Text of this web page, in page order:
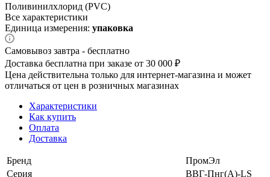
Поливинилхлорид (PVC)
Все характеристики
Единица измерения: упаковка
Самовывоз завтра - бесплатно
Доставка бесплатна при заказе от 30 000 ₽
Цена действительна только для интернет-магазина и может
отличаться от цен в розничных магазинах
Характеристики
Как купить
Оплата
Доставка
Бренд
ПромЭл
Серия
ВВГ-Пнг(А)-LS